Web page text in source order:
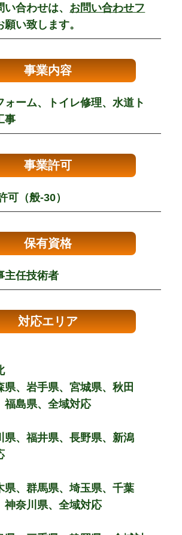
合わせは、 お問い合わせフ
願い致します。
事業内容
ォーム、トイレ修理、水道ト
事
事業許可
可（般-30）
保有資格
主任技術者
対応エリア
県、岩手県、宮城県、秋田
福島県、全域対応
県、福井県、長野県、新潟
県、群馬県、埼玉県、千葉
神奈川県、全域対応